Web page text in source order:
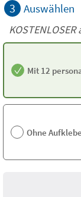
3 Auswählen
KOSTENLOSER
Mit 12
Ohne